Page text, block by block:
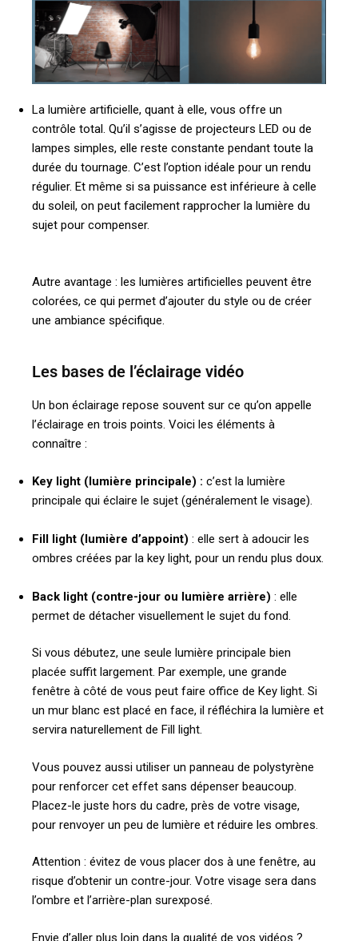
La lumière artificielle, quant à elle, vous offre un
contrôle total. Qu’il s’agisse de projecteurs LED ou de
lampes simples, elle reste constante pendant toute la
durée du tournage. C’est l’option idéale pour un rendu
régulier. Et même si sa puissance est inférieure à celle
du soleil, on peut facilement rapprocher la lumière du
sujet pour compenser.
Autre avantage : les lumières artificielles peuvent être
colorées, ce qui permet d’ajouter du style ou de créer
une ambiance spécifique.
Les bases de l’éclairage vidéo
Un bon éclairage repose souvent sur ce qu’on appelle
l’éclairage en trois points. Voici les éléments à
connaître :
Key light (lumière principale) : c’est la lumière
principale qui éclaire le sujet (généralement le visage).
Fill light (lumière d’appoint) : elle sert à adoucir les
ombres créées par la key light, pour un rendu plus doux.
Back light (contre-jour ou lumière arrière) : elle
permet de détacher visuellement le sujet du fond.
Si vous débutez, une seule lumière principale bien
placée suffit largement. Par exemple, une grande
fenêtre à côté de vous peut faire office de Key light. Si
un mur blanc est placé en face, il réfléchira la lumière et
servira naturellement de Fill light.
Vous pouvez aussi utiliser un panneau de polystyrène
pour renforcer cet effet sans dépenser beaucoup.
Placez-le juste hors du cadre, près de votre visage,
pour renvoyer un peu de lumière et réduire les ombres.
Attention : évitez de vous placer dos à une fenêtre, au
risque d’obtenir un contre-jour. Votre visage sera dans
l’ombre et l’arrière-plan surexposé.
Envie d’aller plus loin dans la qualité de vos vidéos ?